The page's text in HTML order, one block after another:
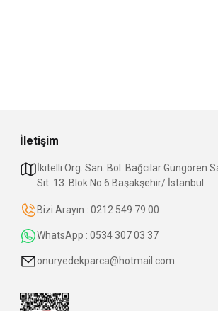
İletişim
İkitelli Org. San. Böl. Bağcılar Güngören
Sit. 13. Blok No:6 Başakşehir/ İstanbul
Bizi Arayın : 0212 549 79 00
WhatsApp : 0534 307 03 37
onuryedekparca@hotmail.com